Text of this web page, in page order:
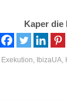
Kaper die
Exekution, IbizaUA,